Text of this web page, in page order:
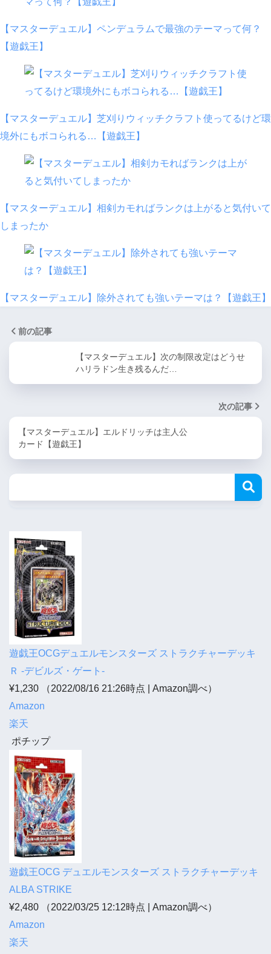
【マスターデュエル】ペンデュラムで最強のテーマって何？
【遊戯王】
【マスターデュエル】芝刈りウィッチクラフト使ってるけど環
境外にもボコられる…【遊戯王】
【マスターデュエル】相剣カモればランクは上がると気付いて
しまったか
【マスターデュエル】除外されても強いテーマは？【遊戯王】
前の記事
【マスターデュエル】次の制限改定はどうせ
ハリラドン生き残るんだ…
次の記事
【マスターデュエル】エルドリッチは主人公
カード【遊戯王】
遊戯王OCGデュエルモンスターズ ストラクチャーデッキ
Ｒ -デビルズ・ゲート-
¥1,230
（2022/08/16 21:26時点 | Amazon調べ）
Amazon
楽天
ポチップ
遊戯王OCG デュエルモンスターズ ストラクチャーデッキ
ALBA STRIKE
¥2,480
（2022/03/25 12:12時点 | Amazon調べ）
Amazon
楽天